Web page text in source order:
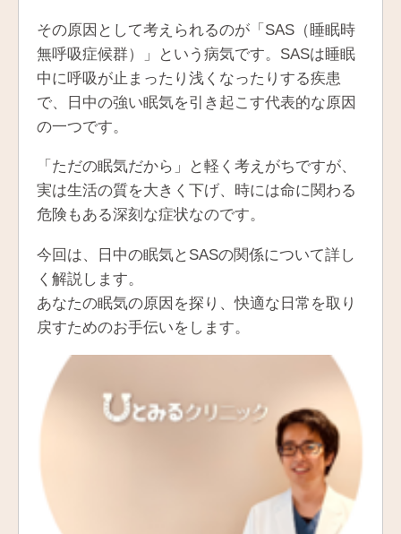
その原因として考えられるのが「SAS（睡眠時
無呼吸症候群）」という病気です。SASは睡眠
中に呼吸が止まったり浅くなったりする疾患
で、日中の強い眠気を引き起こす代表的な原因
の一つです。
「ただの眠気だから」と軽く考えがちですが、
実は生活の質を大きく下げ、時には命に関わる
危険もある深刻な症状なのです。
今回は、日中の眠気とSASの関係について詳し
く解説します。
あなたの眠気の原因を探り、快適な日常を取り
戻すためのお手伝いをします。